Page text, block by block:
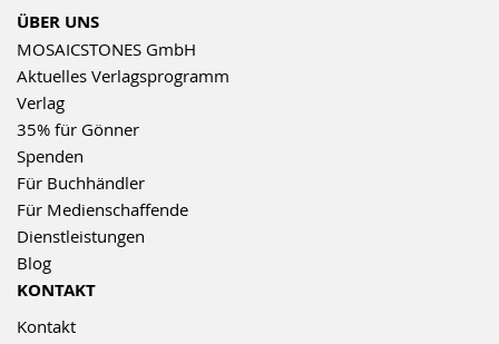
ÜBER UNS
MOSAICSTONES GmbH
Aktuelles Verlagsprogramm
Verlag
35% für Gönner
Spenden
Für Buchhändler
Für Medienschaffende
Dienstleistungen
Blog
KONTAKT
Kontakt